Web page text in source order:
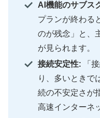
AI機能のサブス
プランが終わる
のが残念」と、
が見られます。
接続安定性: 「
り、多いときで
続の不安定さが
高速インターネ